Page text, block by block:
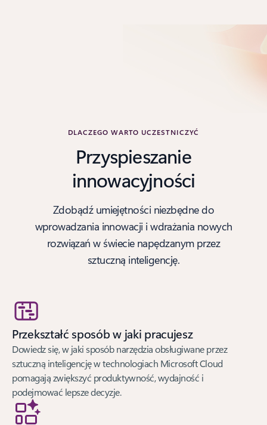
DLACZEGO WARTO UCZESTNICZYĆ
Przyspieszanie
innowacyjności
Zdobądź umiejętności niezbędne do
wprowadzania innowacji i wdrażania nowych
rozwiązań w świecie napędzanym przez
sztuczną inteligencję.
Przekształć sposób w jaki pracujesz
Dowiedz się, w jaki sposób narzędzia obsługiwane przez
sztuczną inteligencję w technologiach Microsoft Cloud
pomagają zwiększyć produktywność, wydajność i
podejmować lepsze decyzje.